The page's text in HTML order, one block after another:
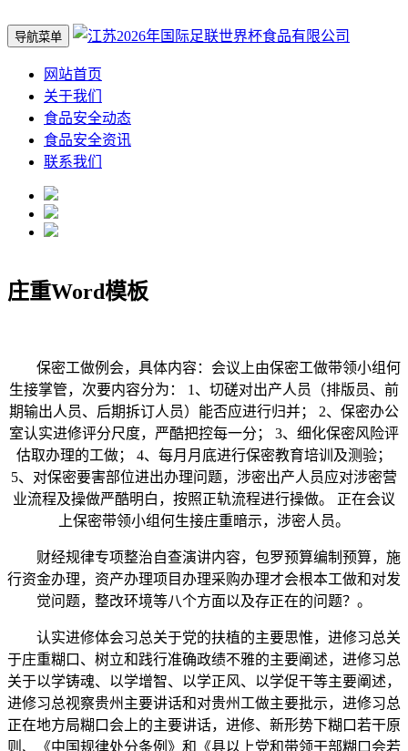
导航菜单
网站首页
关于我们
食品安全动态
食品安全资讯
联系我们
庄重Word模板
保密工做例会，具体内容：会议上由保密工做带领小组何
生接掌管，次要内容分为： 1、切磋对出产人员（排版员、前
期输出人员、后期拆订人员）能否应进行归并； 2、保密办公
室认实进修评分尺度，严酷把控每一分； 3、细化保密风险评
估取办理的工做； 4、每月月底进行保密教育培训及测验；
5、对保密要害部位进出办理问题，涉密出产人员应对涉密营
业流程及操做严酷明白，按照正轨流程进行操做。 正在会议
上保密带领小组何生接庄重暗示，涉密人员。
财经规律专项整治自查演讲内容，包罗预算编制预算，施
行资金办理，资产办理项目办理采购办理才会根本工做和对发
觉问题，整改环境等八个方面以及存正在的问题？。
认实进修体会习总关于党的扶植的主要思惟，进修习总关
于庄重糊口、树立和践行准确政绩不雅的主要阐述，进修习总
关于以学铸魂、以学增智、以学正风、以学促干等主要阐述，
进修习总视察贵州主要讲话和对贵州工做主要批示，进修习总
正在地方局糊口会上的主要讲话，进修、新形势下糊口若干原
则、《中国规律处分条例》和《县以上党和带领干部糊口会若